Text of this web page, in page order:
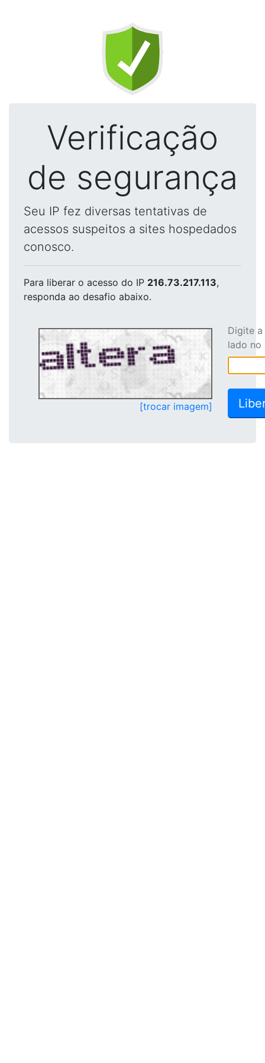
Verificação
de segurança
Seu IP fez diversas tentativas de
acessos suspeitos a sites hospedados
conosco.
Para liberar o acesso do IP 216.73.217.113,
responda ao desafio abaixo.
[trocar imagem]
Digite
lado no